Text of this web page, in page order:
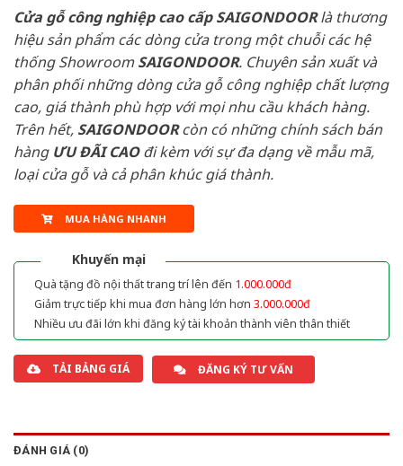
Cửa gỗ công nghiệp cao cấp SAIGONDOORlà thương
hiệu sản phẩm các dòng cửa trong một chuỗi các hệ
thống ShowroomSAIGONDOOR. Chuyên sản xuất và
phân phối những dòng cửa gỗ công nghiệp chất lượng
cao, giá thành phù hợp với mọi nhu cầu khách hàng.
Trên hết, SAIGONDOORcòn có những chính sách bán
hàng ƯU ĐÃI CAOđi kèm với sự đa dạng về mẫu mã,
loại cửa gỗ và cả phân khúc giá thành.
MUA HÀNG NHANH
Khuyến mại
Quà tặng đồ nội thất trang trí lên đến 1.000.000đ
Giảm trực tiếp khi mua đơn hàng lớn hơn 3.000.000đ
Nhiều ưu đãi lớn khi đăng ký tài khoản thành viên thân thiết
TẢI BẢNG GIÁ ĐĂNG KÝ TƯ VẤN
ĐÁNH GIÁ (0)